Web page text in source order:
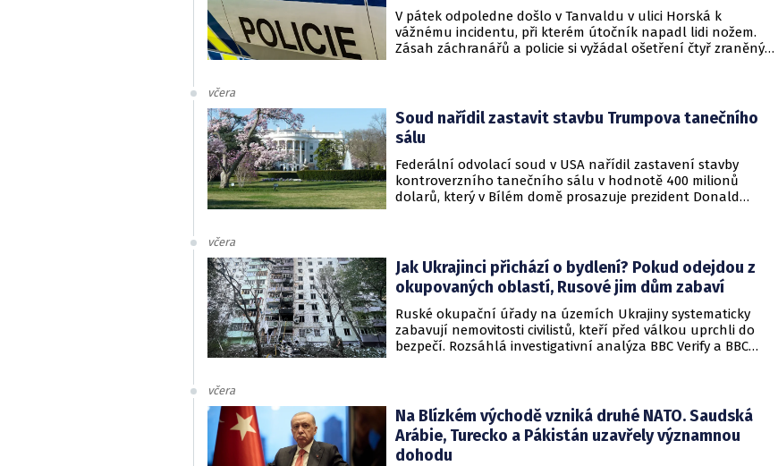
V pátek odpoledne došlo v Tanvaldu v ulici Horská k
vážnému incidentu, při kterém útočník napadl lidi nožem.
Zásah záchranářů a policie si vyžádal ošetření čtyř zraněných
včera
Soud nařídil zastavit stavbu Trumpova tanečního
sálu
Federální odvolací soud v USA nařídil zastavení stavby
kontroverzního tanečního sálu v hodnotě 400 milionů
dolarů, který v Bílém domě prosazuje prezident Donald
včera
Jak Ukrajinci přichází o bydlení? Pokud odejdou z
okupovaných oblastí, Rusové jim dům zabaví
Ruské okupační úřady na územích Ukrajiny systematicky
zabavují nemovitosti civilistů, kteří před válkou uprchli do
bezpečí. Rozsáhlá investigativní analýza BBC Verify a BBC
včera
Na Blízkém východě vzniká druhé NATO. Saudská
Arábie, Turecko a Pákistán uzavřely významnou
dohodu